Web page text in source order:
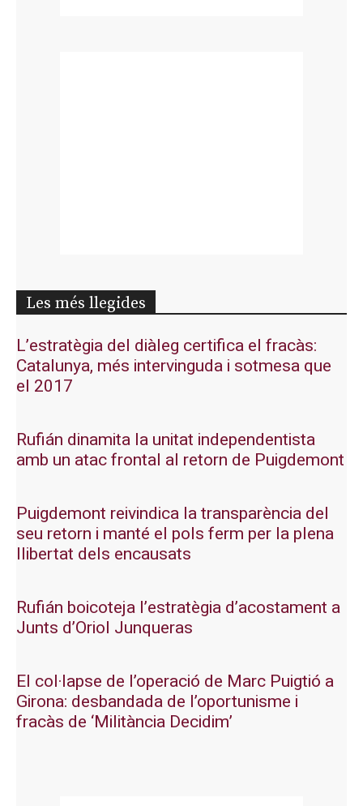
Les més llegides
L’estratègia del diàleg certifica el fracàs:
Catalunya, més intervinguda i sotmesa que
el 2017
Rufián dinamita la unitat independentista
amb un atac frontal al retorn de Puigdemont
Puigdemont reivindica la transparència del
seu retorn i manté el pols ferm per la plena
llibertat dels encausats
Rufián boicoteja l’estratègia d’acostament a
Junts d’Oriol Junqueras
El col·lapse de l’operació de Marc Puigtió a
Girona: desbandada de l’oportunisme i
fracàs de ‘Militància Decidim’